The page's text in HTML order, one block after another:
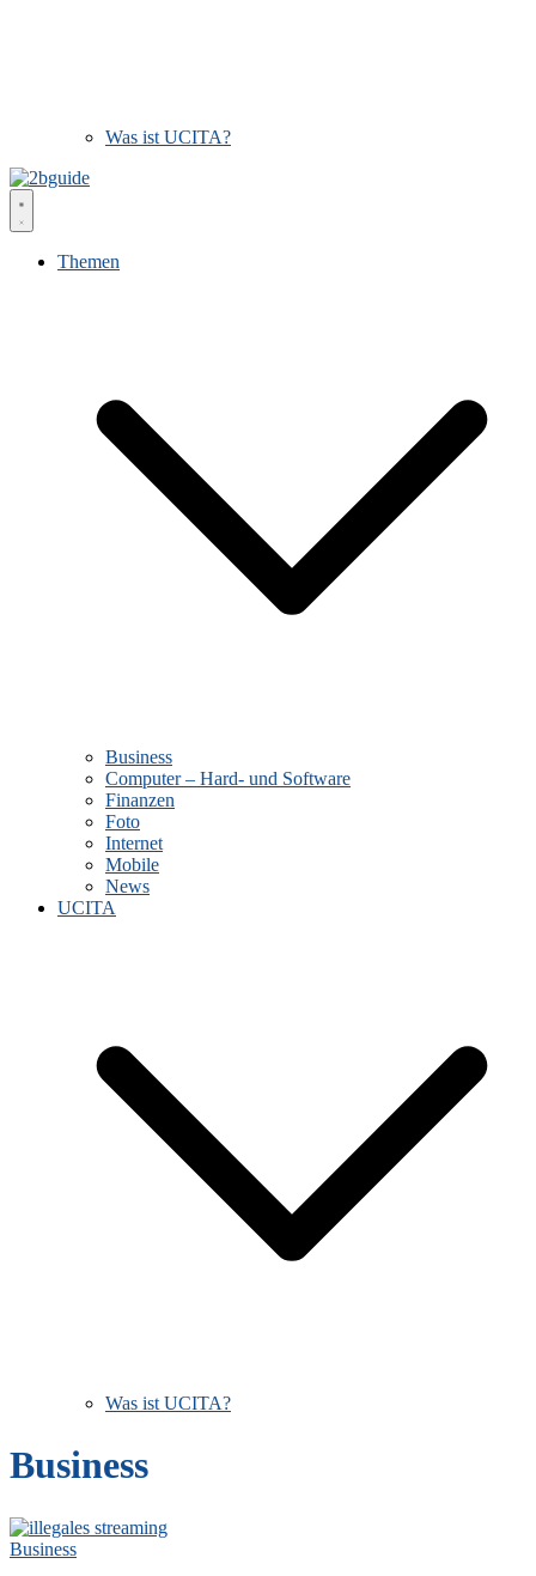
Was ist UCITA?
Themen
Business
Computer – Hard- und Software
Finanzen
Foto
Internet
Mobile
News
UCITA
Was ist UCITA?
Business
Business